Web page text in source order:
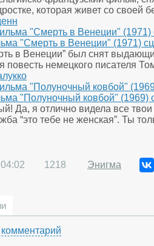
которая живет со своей
"Смерть в Венеции" (1971)
в Венеции” был снят
повесть немецкого писателя
"Полуночный ковбой" (1969)
Да, я отлично видела все
“это тебе не женская”. Ты
04:02 1218 Энигма